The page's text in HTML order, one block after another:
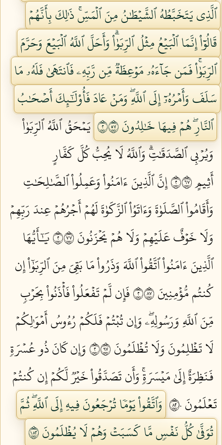
ٱلَّذِي يَتَخَبَّطُهُ ٱلشَّيۡطَٰنُ مِنَ ٱلۡمَسِّۚ ذَٰلِكَ بِأَنَّهُمۡ
قَالُوٓاْ إِنَّمَا ٱلۡبَيۡعُ مِثۡلُ ٱلرِّبَوٰاْۗ وَأَحَلَّ ٱللَّهُ ٱلۡبَيۡعَ وَحَرَّمَ
ٱلرِّبَوٰاْۚ فَمَن جَآءَهُۥ مَوۡعِظَةٞ مِّن رَّبِّهِۦ فَٱنتَهَىٰ فَلَهُۥ مَا
سَلَفَ وَأَمۡرُهُۥٓ إِلَى ٱللَّهِۖ وَمَنۡ عَادَ فَأُوْلَٰٓئِكَ أَصۡحَٰبُ
ٱلنَّارِۖ هُمۡ فِيهَا خَٰلِدُونَ ٢٧٥
يَمۡحَقُ ٱللَّهُ ٱلرِّبَوٰاْ
وَيُرۡبِي ٱلصَّدَقَٰتِۗ وَٱللَّهُ لَا يُحِبُّ كُلَّ كَفَّارٍ
أَثِيمٍ ٢٧٦
إِنَّ ٱلَّذِينَ ءَامَنُواْ وَعَمِلُواْ ٱلصَّٰلِحَٰتِ
وَأَقَامُواْ ٱلصَّلَوٰةَ وَءَاتَوُاْ ٱلزَّكَوٰةَ لَهُمۡ أَجۡرُهُمۡ عِندَ رَبِّهِمۡ
وَلَا خَوۡفٌ عَلَيۡهِمۡ وَلَا هُمۡ يَحۡزَنُونَ ٢٧٧
يَٰٓأَيُّهَا
ٱلَّذِينَ ءَامَنُواْ ٱتَّقُواْ ٱللَّهَ وَذَرُواْ مَا بَقِيَ مِنَ ٱلرِّبَوٰٓاْ إِن
كُنتُم مُّؤۡمِنِينَ ٢٧٨
فَإِن لَّمۡ تَفۡعَلُواْ فَأۡذَنُواْ بِحَرۡبٖ
مِّنَ ٱللَّهِ وَرَسُولِهِۦۖ وَإِن تُبۡتُمۡ فَلَكُمۡ رُءُوسُ أَمۡوَٰلِكُمۡ
لَا تَظۡلِمُونَ وَلَا تُظۡلَمُونَ ٢٧٩
وَإِن كَانَ ذُو عُسۡرَةٖ
فَنَظِرَةٌ إِلَىٰ مَيۡسَرَةٖۚ وَأَن تَصَدَّقُواْ خَيۡرٞ لَّكُمۡ إِن كُنتُمۡ
تَعۡلَمُونَ ٢٨٠
وَٱتَّقُواْ يَوۡمٗا تُرۡجَعُونَ فِيهِ إِلَى ٱللَّهِۖ ثُمَّ
تُوَفَّىٰ كُلُّ نَفۡسٖ مَّا كَسَبَتۡ وَهُمۡ لَا يُظۡلَمُونَ ٢٨١